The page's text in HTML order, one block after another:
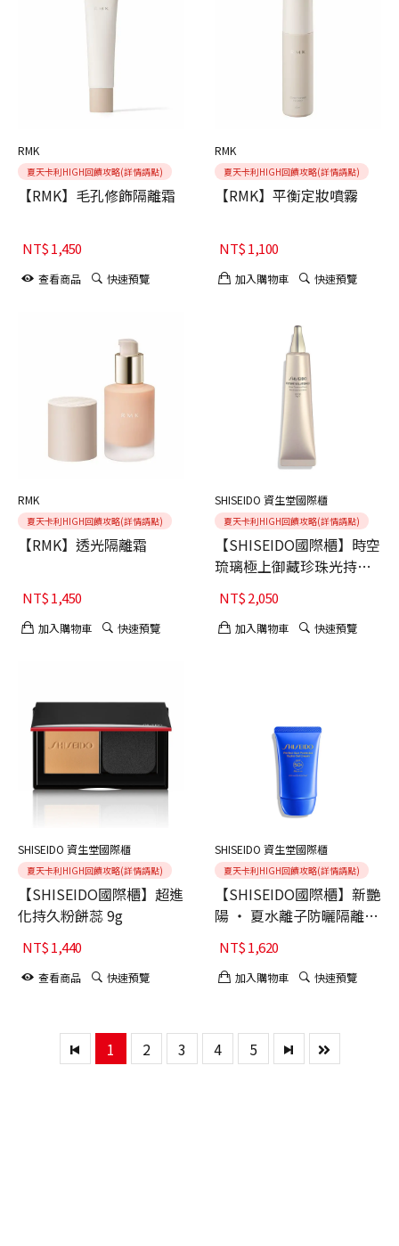
RMK
夏天卡利HIGH回饋攻略(詳情請點)
【RMK】毛孔修飾隔離霜
NT$1,450
查看商品 快速預覽
RMK
夏天卡利HIGH回饋攻略(詳情請點)
【RMK】平衡定妝噴霧
NT$1,100
加入購物車 快速預覽
RMK
夏天卡利HIGH回饋攻略(詳情請點)
【RMK】透光隔離霜
NT$1,450
加入購物車 快速預覽
SHISEIDO 資生堂國際櫃
夏天卡利HIGH回饋攻略(詳情請點)
【SHISEIDO國際櫃】時空
琉璃極上御藏珍珠光持妝
乳 40mL
NT$2,050
加入購物車 快速預覽
SHISEIDO 資生堂國際櫃
夏天卡利HIGH回饋攻略(詳情請點)
【SHISEIDO國際櫃】超進
化持久粉餅蕊 9g
NT$1,440
查看商品 快速預覽
SHISEIDO 資生堂國際櫃
夏天卡利HIGH回饋攻略(詳情請點)
【SHISEIDO國際櫃】新艷
陽 ‧ 夏水離子防曬隔離乳
50mL
NT$1,620
加入購物車 快速預覽
1 2 3 4 5